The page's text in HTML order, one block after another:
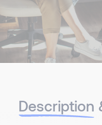
Description